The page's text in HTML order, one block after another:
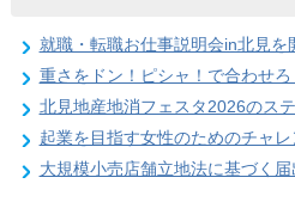
就職・転職お仕事説明会in北見を
重さをドン！ピシャ！で合わせろ てんびんゲ～ムの参加
北見地産地消フェスタ2026のステー
起業を目指す女性のためのチャ
大規模小売店舗立地法に基づく